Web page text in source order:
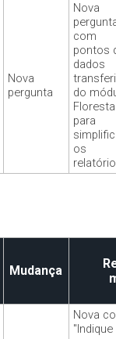
Nova
pergunta
Nova
com
pontos
dados
do
para
os
Mudança
Nova